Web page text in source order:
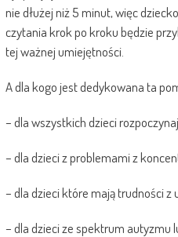
nie dłużej niż 5 minut, więc
czytania krok po kroku będzie
tej ważnej umiejętności.
A dla kogo jest dedykowana ta
– dla wszystkich dzieci
– dla dzieci z problemami z
– dla dzieci które mają trudności z
– dla dzieci ze spektrum autyzmu